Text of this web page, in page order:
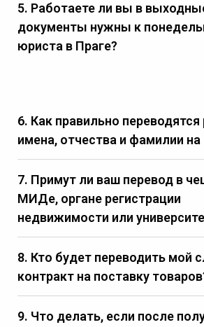
5. Работаете ли вы в
документы нужны к
юриста в Праге?
6. Как правильно переводятся
имена, отчества и фамилии на
7. Примут ли ваш перевод в
МИДе, органе регистрации
недвижимости или
8. Кто будет переводить мой
контракт на поставку
9. Что делать, если после